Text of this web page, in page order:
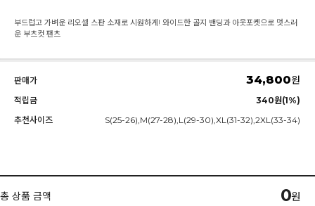
부드럽고 가벼운 리오셀 스판 소재로 시원하게! 와이드한 골지 밴딩과 아웃포켓으로 멋스러
운 부츠컷 팬츠
판매가 34,800원
적립금
340원(1%)
추천사이즈
S(25-26),M(27-28),L(29-30),XL(31-32),2XL(33-34)
총 상품 금액 0원